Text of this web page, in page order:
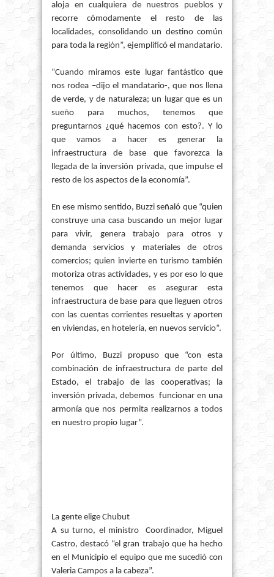
aloja en cualquiera de nuestros pueblos y
recorre cómodamente el resto de las
localidades, consolidando un destino común
para toda la región”, ejemplificó el mandatario.
“Cuando miramos este lugar fantástico que
nos rodea –dijo el mandatario-, que nos llena
de verde, y de naturaleza; un lugar que es un
sueño para muchos, tenemos que
preguntarnos ¿qué hacemos con esto?. Y lo
que vamos a hacer es generar la
infraestructura de base que favorezca la
llegada de la inversión privada, que impulse el
resto de los aspectos de la economía”.
En ese mismo sentido, Buzzi señaló que “quien
construye una casa buscando un mejor lugar
para vivir, genera trabajo para otros y
demanda servicios y materiales de otros
comercios; quien invierte en turismo también
motoriza otras actividades, y es por eso lo que
tenemos que hacer es asegurar esta
infraestructura de base para que lleguen otros
con las cuentas corrientes resueltas y aporten
en viviendas, en hotelería, en nuevos servicio”.
Por último, Buzzi propuso que “con esta
combinación de infraestructura de parte del
Estado, el trabajo de las cooperativas; la
inversión privada, debemos funcionar en una
armonía que nos permita realizarnos a todos
en nuestro propio lugar”.
La gente elige Chubut
A su turno, el ministro Coordinador, Miguel
Castro, destacó “el gran trabajo que ha hecho
en el Municipio el equipo que me sucedió con
Valeria Campos a la cabeza”.